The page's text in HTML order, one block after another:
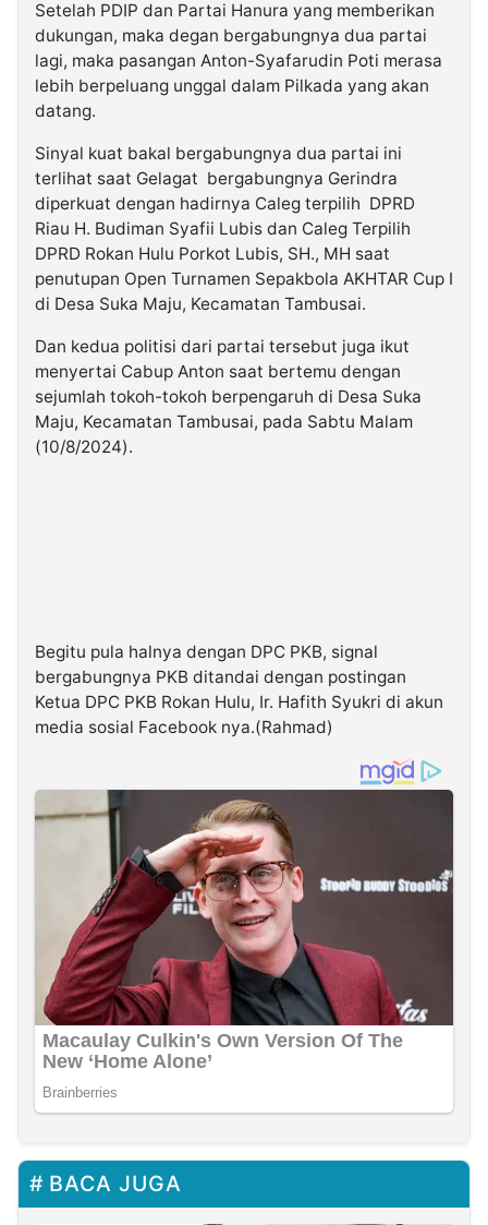
Setelah PDIP dan Partai Hanura yang memberikan
dukungan, maka degan bergabungnya dua partai
lagi, maka pasangan Anton-Syafarudin Poti merasa
lebih berpeluang unggal dalam Pilkada yang akan
datang.
Sinyal kuat bakal bergabungnya dua partai ini
terlihat saat Gelagat bergabungnya Gerindra
diperkuat dengan hadirnya Caleg terpilih DPRD
Riau H. Budiman Syafii Lubis dan Caleg Terpilih
DPRD Rokan Hulu Porkot Lubis, SH., MH saat
penutupan Open Turnamen Sepakbola AKHTAR Cup I
di Desa Suka Maju, Kecamatan Tambusai.
Dan kedua politisi dari partai tersebut juga ikut
menyertai Cabup Anton saat bertemu dengan
sejumlah tokoh-tokoh berpengaruh di Desa Suka
Maju, Kecamatan Tambusai, pada Sabtu Malam
(10/8/2024).
Begitu pula halnya dengan DPC PKB, signal
bergabungnya PKB ditandai dengan postingan
Ketua DPC PKB Rokan Hulu, Ir. Hafith Syukri di akun
media sosial Facebook nya.(Rahmad)
BACA JUGA